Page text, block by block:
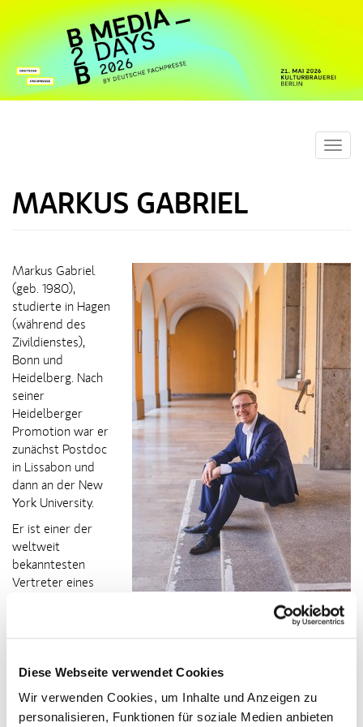
Diese Webseite verwendet Cookies
Wir verwenden Cookies, um Inhalte und Anzeigen zu
personalisieren, Funktionen für soziale Medien anbieten
MARKUS GABRIEL
Markus Gabriel
(geb. 1980),
studierte in Hagen
(während des
Zivildienstes),
Bonn und
Heidelberg. Nach
seiner
Heidelberger
Promotion war er
zunächst Postdoc
in Lissabon und
dann an der New
York University.
Er ist einer der
weltweit
bekanntesten
Vertreter eines
was ein wesentlicher Baustein seines Projekts einer Neuen
Philosophieprofessor Deutschlands berufen, nachdem er
bereits mit 27 Jahren einen Ruf auf eine Tenure-Track Professur
an der New School for Social Research in New York